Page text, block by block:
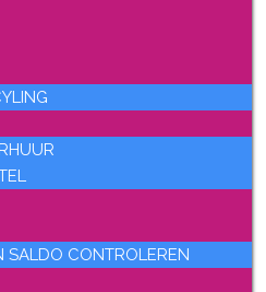
SALDO CONTROLEREN